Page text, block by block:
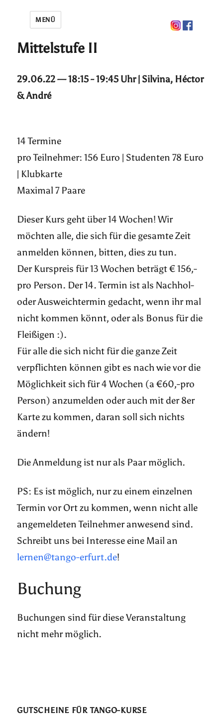
MENÜ
Mittelstufe II
29.06.22 — 18:15 - 19:45 Uhr | Silvina, Héctor
& André
14 Termine
pro Teilnehmer: 156 Euro | Studenten 78 Euro
| Klubkarte
Maximal 7 Paare
Dieser Kurs geht über 14 Wochen! Wir
möchten alle, die sich für die gesamte Zeit
anmelden können, bitten, dies zu tun.
Der Kurspreis für 13 Wochen beträgt € 156,-
pro Person. Der 14. Termin ist als Nachhol-
oder Ausweichtermin gedacht, wenn ihr mal
nicht kommen könnt, oder als Bonus für die
Fleißigen :).
Für alle die sich nicht für die ganze Zeit
verpflichten können gibt es nach wie vor die
Möglichkeit sich für 4 Wochen (a €60,-pro
Person) anzumelden oder auch mit der 8er
Karte zu kommen, daran soll sich nichts
ändern!
Die Anmeldung ist nur als Paar möglich.
PS: Es ist möglich, nur zu einem einzelnen
Termin vor Ort zu kommen, wenn nicht alle
angemeldeten Teilnehmer anwesend sind.
Schreibt uns bei Interesse eine Mail an
lernen@tango-erfurt.de!
Buchung
Buchungen sind für diese Veranstaltung
nicht mehr möglich.
GUTSCHEINE FÜR TANGO-KURSE